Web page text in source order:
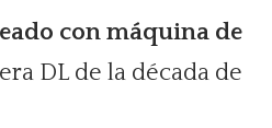
con máquina de
DL de la década de